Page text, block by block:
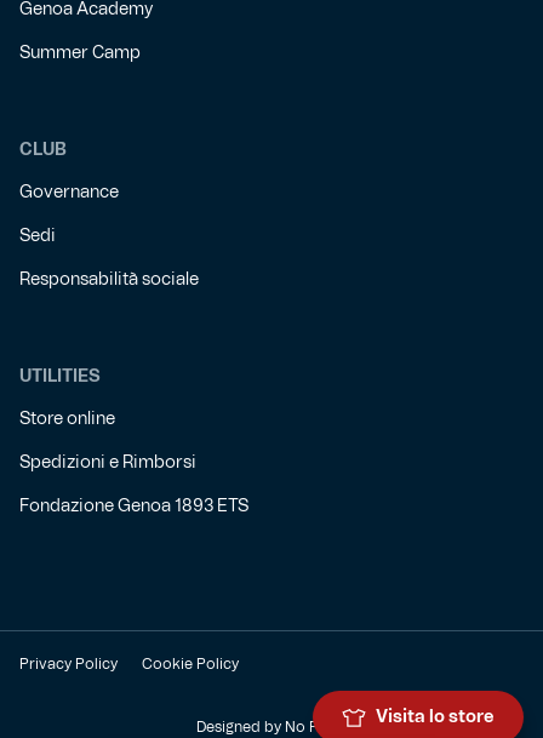
Genoa Academy
Summer Camp
CLUB
Governance
Sedi
Responsabilità sociale
UTILITIES
Store online
Spedizioni e Rimborsi
Fondazione Genoa 1893 ETS
Privacy Policy Cookie Policy
Designed by No Panic
Visita lo store